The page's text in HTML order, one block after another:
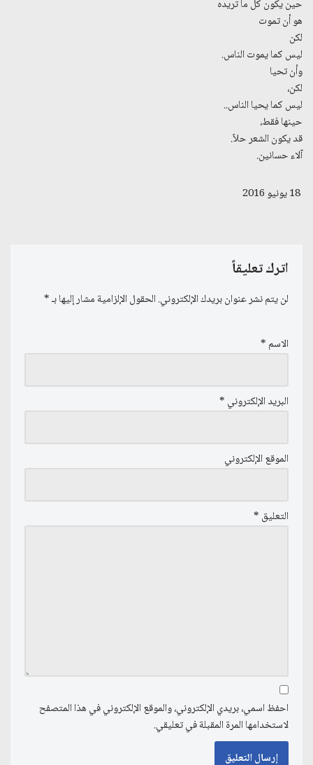
حين يكون كل ما تريده
هو أن تموت
لكن
ليس كما يموت الناس.
وأن تحيا
لكن،
ليس كما يحيا الناس..
حينها فقط،
قد يكون الشعر حلاً.
آلاء حسانين.
اترك تعليقاً
لن يتم نشر عنوان بريدك الإلكتروني.الحقول الإلزامية مشار إليها بـ*
الاسم*
البريد الإلكتروني*
الموقع الإلكتروني
التعليق*
احفظ اسمي، بريدي الإلكتروني، والموقع الإلكتروني في هذا المتصفح
لاستخدامها المرة المقبلة في تعليقي.